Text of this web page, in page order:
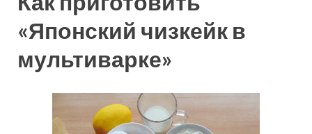
«Японский чизкейк в
мультиварке»